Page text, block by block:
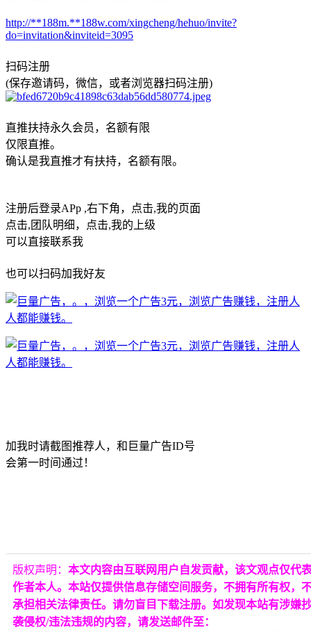
http://**188m.**188w.com/xingcheng/hehuo/invite?
do=invitation&inviteid=3095
扫码注册
(保存邀请码，微信，或者浏览器扫码注册)
直推扶持永久会员，名额有限
仅限直推。
确认是我直推才有扶持，名额有限。
注册后登录APp ,右下角，点击,我的页面
点击,团队明细，点击,我的上级
可以直接联系我
也可以扫码加我好友
加我时请截图推荐人，和巨量广告ID号
会第一时间通过！
版权声明： 本文内容由互联网用户自发贡献，该文观点仅代
作者本人。本站仅提供信息存储空间服务，不拥有所有权，
承担相关法律责任。请勿盲目下载注册。如发现本站有涉嫌
袭侵权/违法违规的内容，请发送邮件至：